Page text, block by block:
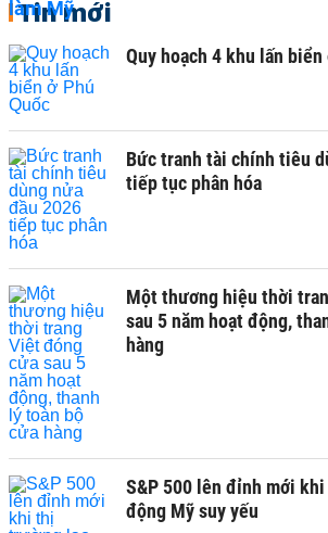
Tin mới
Quy hoạch 4 khu lấn biển
Bức tranh tài chính tiêu
tiếp tục phân hóa
Một thương hiệu thời
sau 5 năm hoạt động,
hàng
S&P 500 lên đỉnh mới
động Mỹ suy yếu